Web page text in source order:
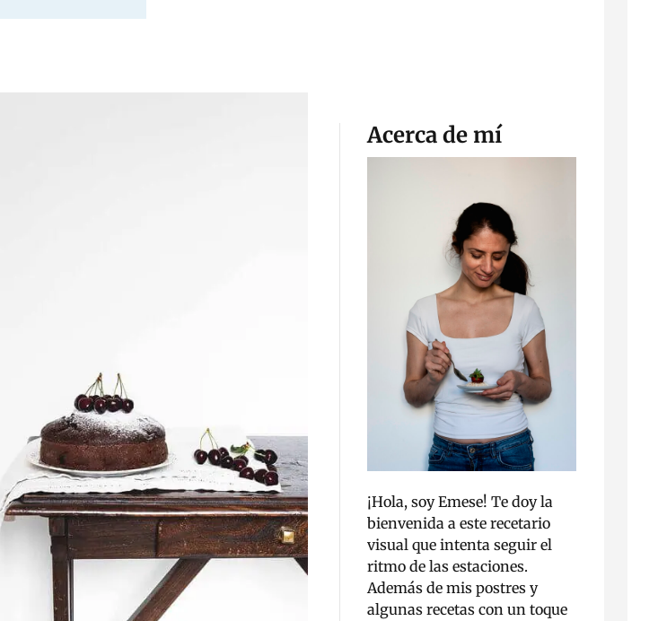
Acerca de mí
¡Hola, soy Emese! Te doy la
bienvenida a este recetario
visual que intenta seguir el
ritmo de las estaciones.
Además de mis postres y
algunas recetas con un toque